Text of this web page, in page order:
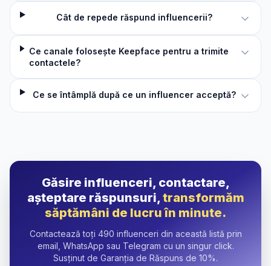
Cât de repede răspund influencerii?
Ce canale folosește Keepface pentru a trimite
contactele?
Ce se întâmplă după ce un influencer acceptă?
Găsire influenceri, contactare,
așteptare răspunsuri,transformăm
săptămâni de lucru în minute.
Contactează toți 490 influenceri din această listă prin
email, WhatsApp sau Telegram cu un singur click.
Susținut de Garanția de Răspuns de 10%.